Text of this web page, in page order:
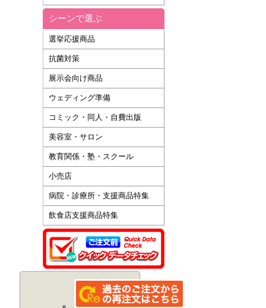
シーンで選ぶ
選挙応援商品
抗菌対策
展示会向け商品
ウェディング準備
コミック・同人・自費出版
美容室・サロン
教育関係・塾・スクール
小売店
病院・診療所・支援商品特集
飲食店支援商品特集